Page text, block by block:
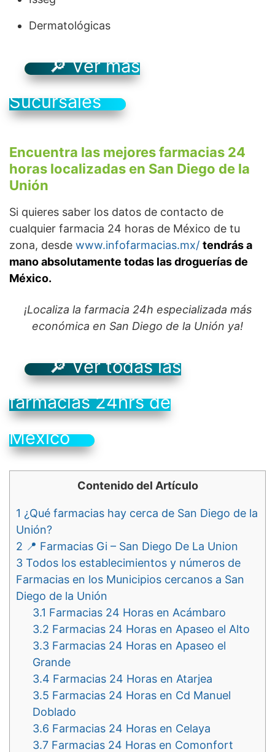
Dermatológicas
🔎 Ver más
Sucursales
Encuentra las mejores farmacias 24
horas localizadas en San Diego de la
Unión
Si quieres saber los datos de contacto de
cualquier farmacia 24 horas de México de tu
zona, desde www.infofarmacias.mx/ tendrás a
mano absolutamente todas las droguerías de
México.
¡Localiza la farmacia 24h especializada más
económica en San Diego de la Unión ya!
🔎 Ver todas las
farmacias 24hrs de
México
Contenido del Artículo
1 ¿Qué farmacias hay cerca de San Diego de la
Unión?
2 📍 Farmacias Gi – San Diego De La Union
3 Todos los establecimientos y números de
Farmacias en los Municipios cercanos a San
Diego de la Unión
3.1 Farmacias 24 Horas en Acámbaro
3.2 Farmacias 24 Horas en Apaseo el Alto
3.3 Farmacias 24 Horas en Apaseo el
Grande
3.4 Farmacias 24 Horas en Atarjea
3.5 Farmacias 24 Horas en Cd Manuel
Doblado
3.6 Farmacias 24 Horas en Celaya
3.7 Farmacias 24 Horas en Comonfort